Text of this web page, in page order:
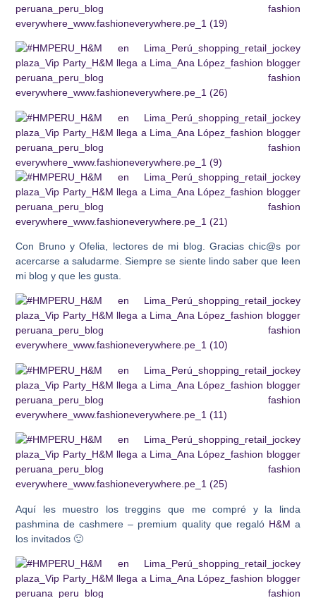
Con Bruno y Ofelia, lectores de mi blog. Gracias chic@s por
acercarse a saludarme. Siempre se siente lindo saber que leen
mi blog y que les gusta.
Aquí les muestro los treggins que me compré y la linda
pashmina de cashmere – premium quality que regaló H&M a
los invitados 🙂